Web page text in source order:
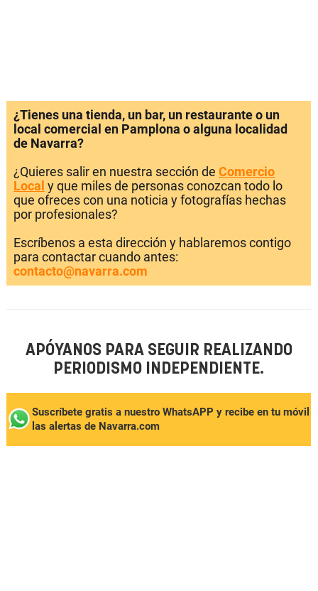
¿Tienes una tienda, un bar, un restaurante o un
local comercial en Pamplona o alguna localidad
de Navarra?
¿Quieres salir en nuestra sección de Comercio
Local y que miles de personas conozcan todo lo
que ofreces con una noticia y fotografías hechas
por profesionales?
Escríbenos a esta dirección y hablaremos contigo
para contactar cuando antes:
contacto@navarra.com
APÓYANOS PARA SEGUIR REALIZANDO
PERIODISMO INDEPENDIENTE.
Suscríbete gratis a nuestro WhatsAPP y recibe en tu móvil
las alertas de Navarra.com